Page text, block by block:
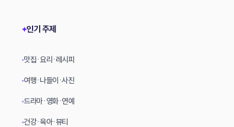
✦인기 주제
•맛집·요리·레시피
•여행·나들이·사진
•드라마·영화·연예
•건강·육아·뷰티